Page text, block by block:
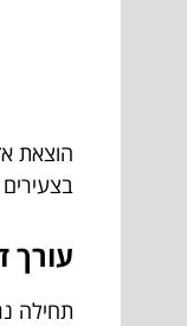
הוצאת
עורך
תחילה